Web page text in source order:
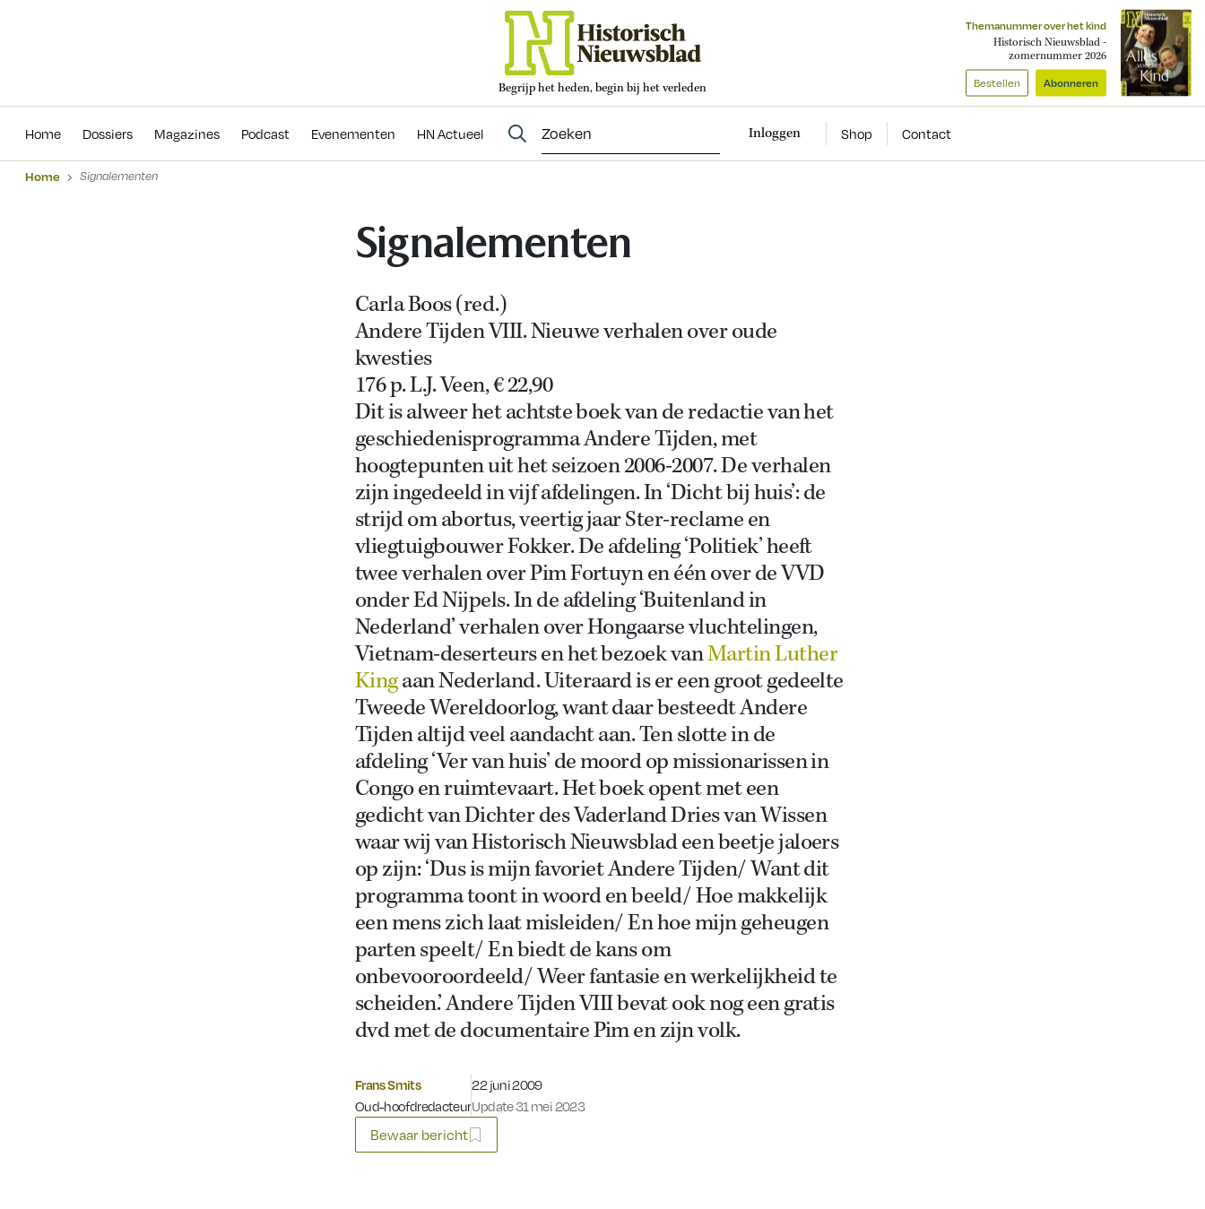
Begrijp het heden, begin bij het verleden
Themanummer over het kind
Historisch Nieuwsblad -
zomernummer 2026
Bestellen Abonneren
Home Dossiers Magazines Podcast Evenementen HN Actueel Inloggen Shop Contact
Evenementen
Home Signalementen
Signalementen
Carla Boos (red.)
Andere Tijden VIII. Nieuwe verhalen over oude
kwesties
176 p. L.J. Veen, € 22,90
Dit is alweer het achtste boek van de redactie van het
geschiedenisprogramma Andere Tijden, met
hoogtepunten uit het seizoen 2006-2007. De verhalen
zijn ingedeeld in vijf afdelingen. In ‘Dicht bij huis’: de
strijd om abortus, veertig jaar Ster-reclame en
vliegtuigbouwer Fokker. De afdeling ‘Politiek’ heeft
twee verhalen over Pim Fortuyn en één over de VVD
onder Ed Nijpels. In de afdeling ‘Buitenland in
Nederland’ verhalen over Hongaarse vluchtelingen,
Vietnam-deserteurs en het bezoek vanMartin Luther
Kingaan Nederland. Uiteraard is er een groot gedeelte
Tweede Wereldoorlog, want daar besteedt Andere
Tijden altijd veel aandacht aan. Ten slotte in de
afdeling ‘Ver van huis’ de moord op missionarissen in
Congo en ruimtevaart. Het boek opent met een
gedicht van Dichter des Vaderland Dries van Wissen
waar wij van Historisch Nieuwsblad een beetje jaloers
op zijn: ‘Dus is mijn favoriet Andere Tijden/ Want dit
programma toont in woord en beeld/ Hoe makkelijk
een mens zich laat misleiden/ En hoe mijn geheugen
parten speelt/ En biedt de kans om
onbevooroordeeld/ Weer fantasie en werkelijkheid te
scheiden.’ Andere Tijden VIII bevat ook nog een gratis
dvd met de documentaire Pim en zijn volk.
Frans Smits
Oud-hoofdredacteur
Gepubliceerd op:
22 juni 2009
Update 31 mei 2023
Bewaar bericht